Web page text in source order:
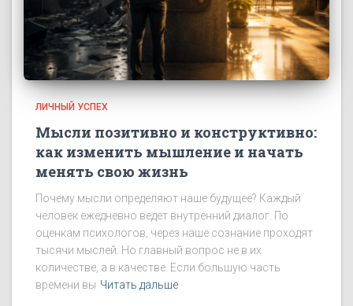
ЛИЧНЫЙ УСПЕХ
Мысли позитивно и конструктивно:
как изменить мышление и начать
менять свою жизнь
Почему мысли определяют наше будущее? Каждый
человек ежедневно ведет внутренний диалог. По
оценкам психологов, через наше сознание проходят
тысячи мыслей. Но главный вопрос не в их
количестве, а в качестве. Если большую часть
времени вы Читать дальше